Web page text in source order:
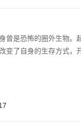
曾是恐怖的圈外生物。
变了自身的生存方式，